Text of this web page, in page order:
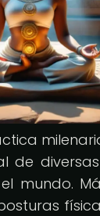
de diversas
mundo.